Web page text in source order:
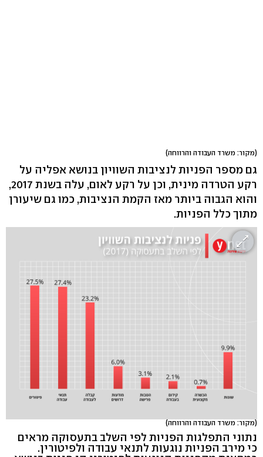
(מקור: משרד העבודה והרווחה)
גם מספר הפניות לנציבות השוויון בנושא אפליה על
רקע הטרדה מינית, וכן על רקע לאום, עלה בשנת 2017,
והוא הגבוה ביותר מאז הקמת הנציבות, כמו גם שיעורן
מתוך כלל הפניות.
(מקור: משרד העבודה והרווחה)
נתוני התפלגות הפניות לפי השלב בתעסוקה מראים
כי מירב הפניות נוגעות לתנאי עבודה ולפיטורין.